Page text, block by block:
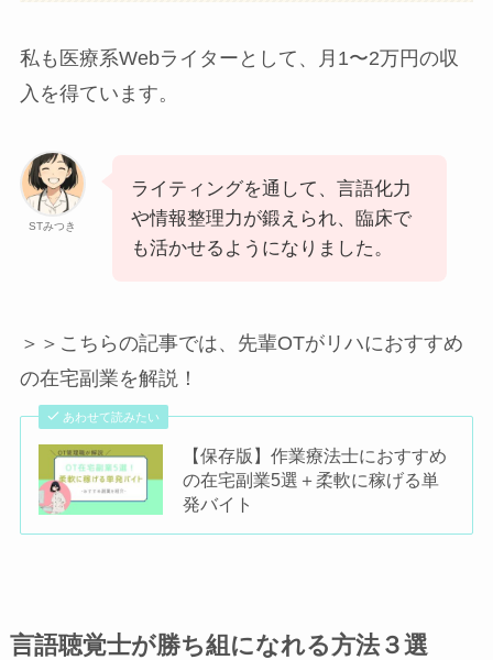
私も医療系Webライターとして、月1〜2万円の収
入を得ています。
STみつき
ライティングを通して、言語化力
や情報整理力が鍛えられ、臨床で
も活かせるようになりました。
＞＞こちらの記事では、先輩OTがリハにおすすめ
の在宅副業を解説！
あわせて読みたい
【保存版】作業療法士におすすめ
の在宅副業5選＋柔軟に稼げる単
発バイト
言語聴覚士が勝ち組になれる方法３選